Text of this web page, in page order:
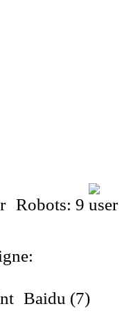
Robots: 9
Baidu (7)